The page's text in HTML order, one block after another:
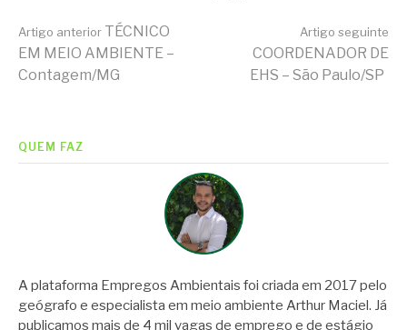
Continue
Artigo anterior TÉCNICO
EM MEIO AMBIENTE –
Contagem/MG
Artigo seguinte
COORDENADOR DE
EHS – São Paulo/SP
QUEM FAZ
A plataforma Empregos Ambientais foi criada em 2017 pelo
geógrafo e especialista em meio ambiente Arthur Maciel. Já
publicamos mais de 4 mil vagas de emprego e de estágio